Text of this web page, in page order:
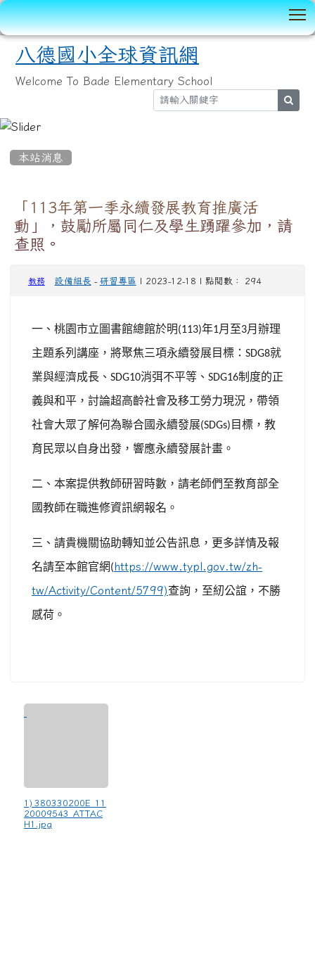
八德國小全球資訊網
Welcome To Bade Elementary School
本站消息
「113年第一季永續發展教育推廣活
動」，鼓勵所屬同仁及學生踴躍參加，請
查照。
教務 設備組長 - 研習專區 | 2023-12-18 | 點閱數： 294
一、桃園市立圖書館總館於明(113)年1月至3月辦理
主題系列講座，將聚焦三項永續發展目標： SDG8就
業與經濟成長、 SDG10消弭不平等、 SDG16制度的正
義與和平，討論超高齡社會及移工勞力現況，帶領
社會大眾了解何為聯合國永續發展(SDGs) 目標，教
育民眾以自身出發，響應永續發展計畫。
二、 本案提供教師研習時數，請老師們至教育部全
國教師在職進修資訊網報名。
三、 請貴機關協助轉知並公告訊息，更多詳情及報
名請至本館官網(https://www.typl.gov.tw/zh-
tw/Activity/Content/5799)查詢，至紉公誼，不勝
感荷。
1) 380330200E_11
20009543_ATTAC
H1.jpg